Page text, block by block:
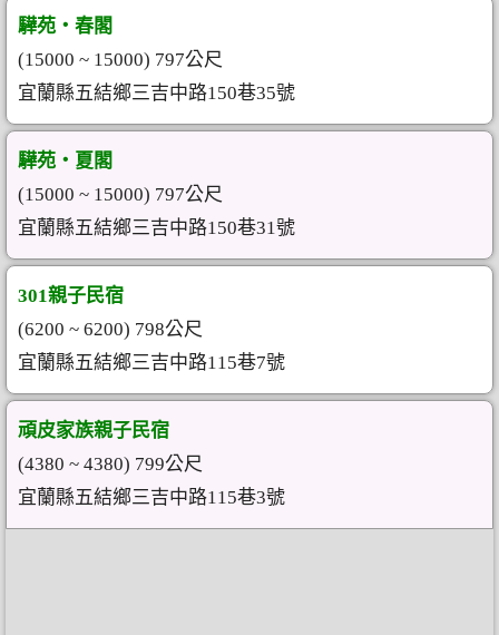
驊苑‧春閣
(15000 ~ 15000) 797公尺
宜蘭縣五結鄉三吉中路150巷35號
驊苑‧夏閣
(15000 ~ 15000) 797公尺
宜蘭縣五結鄉三吉中路150巷31號
301親子民宿
(6200 ~ 6200) 798公尺
宜蘭縣五結鄉三吉中路115巷7號
頑皮家族親子民宿
(4380 ~ 4380) 799公尺
宜蘭縣五結鄉三吉中路115巷3號